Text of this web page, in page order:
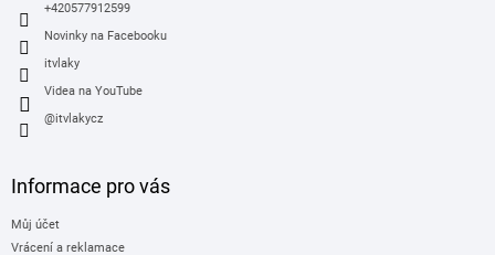
+420577912599
Novinky na Facebooku
itvlaky
Videa na YouTube
@itvlakycz
Informace pro vás
Můj účet
Vrácení a reklamace